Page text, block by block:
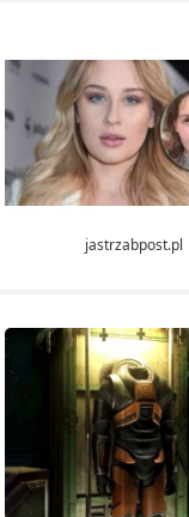
jastrzabpost.pl